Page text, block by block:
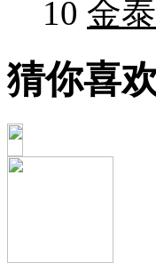
10 金
猜你喜欢